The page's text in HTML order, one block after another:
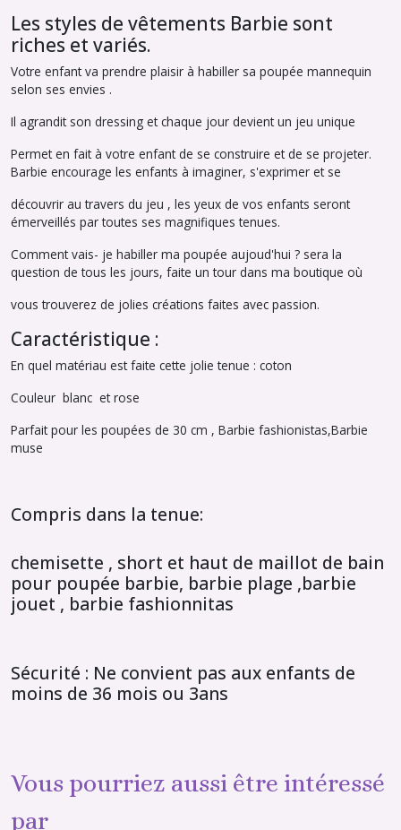
Les styles de vêtements Barbie sont
riches et variés.
Votre enfant va prendre plaisir à habiller sa poupée mannequin
selon ses envies .
Il agrandit son dressing et chaque jour devient un jeu unique
Permet en fait à votre enfant de se construire et de se projeter.
Barbie encourage les enfants à imaginer, s'exprimer et se
découvrir au travers du jeu , les yeux de vos enfants seront
émerveillés par toutes ses magnifiques tenues.
Comment vais- je habiller ma poupée aujoud'hui ? sera la
question de tous les jours, faite un tour dans ma boutique où
vous trouverez de jolies créations faites avec passion.
Caractéristique :
En quel matériau est faite cette jolie tenue : coton
Couleur blanc et rose
Parfait pour les poupées de 30 cm , Barbie fashionistas,Barbie
muse
Compris dans la tenue:
chemisette , short et haut de maillot de bain
pour poupée barbie, barbie plage ,barbie
jouet , barbie fashionnitas
Sécurité : Ne convient pas aux enfants de
moins de 36 mois ou 3ans
Vous pourriez aussi être intéressé
par